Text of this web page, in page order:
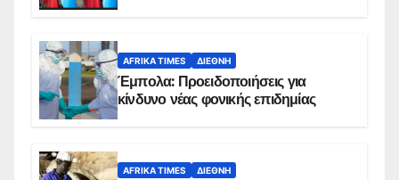
AFRIKA TIMES ΔΙΕΘΝΉ
Έμπολα: Προειδοποιήσεις για
κίνδυνο νέας φονικής επιδημίας
AFRIKA TIMES ΔΙΕΘΝΉ